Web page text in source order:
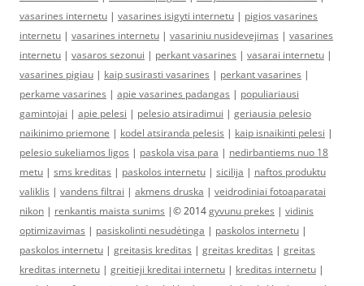
vasarines internetu | vasarines isigyti internetu | pigios vasarines
internetu | vasarines internetu | vasariniu nusidevejimas | vasarines
internetu | vasaros sezonui | perkant vasarines | vasarai internetu |
vasarines pigiau | kaip susirasti vasarines | perkant vasarines |
perkame vasarines | apie vasarines padangas | populiariausi
gamintojai | apie pelesi | pelesio atsiradimui | geriausia pelesio
naikinimo priemone | kodel atsiranda pelesis | kaip isnaikinti pelesi |
pelesio sukeliamos ligos | paskola visa para | nedirbantiems nuo 18
metu | sms kreditas | paskolos internetu | sicilija | naftos produktu
valiklis | vandens filtrai | akmens druska | veidrodiniai fotoaparatai
nikon | renkantis maista sunims |© 2014gyvunu prekes | vidinis
optimizavimas | pasiskolinti nesudėtinga | paskolos internetu |
paskolos internetu | greitasis kreditas | greitas kreditas | greitas
kreditas internetu | greitieji kreditai internetu | kreditas internetu |